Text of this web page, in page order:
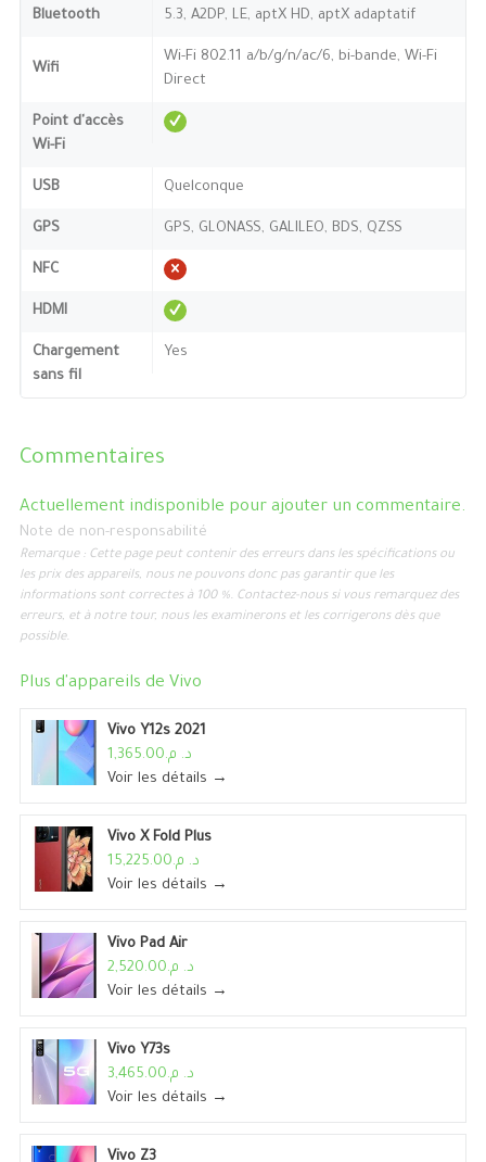
Bluetooth 5.3, A2DP, LE, aptX HD, aptX adaptatif
Wifi
Wi-Fi 802.11 a/b/g/n/ac/6, bi-bande, Wi-Fi
Direct
Point d'accès
Wi-Fi
USB Quelconque
GPS GPS, GLONASS, GALILEO, BDS, QZSS
NFC
HDMI
Chargement
sans fil
Yes
Commentaires
Actuellement indisponible pour ajouter un commentaire.
Note de non-responsabilité
Remarque : Cette page peut contenir des erreurs dans les spécifications ou
les prix des appareils, nous ne pouvons donc pas garantir que les
informations sont correctes à 100 %. Contactez-nous si vous remarquez des
erreurs, et à notre tour, nous les examinerons et les corrigerons dès que
possible.
Plus d'appareils de Vivo
Vivo Y12s 2021
د. م.1,365.00
Voir les détails →
Vivo X Fold Plus
د. م.15,225.00
Voir les détails →
Vivo Pad Air
د. م.2,520.00
Voir les détails →
Vivo Y73s
د. م.3,465.00
Voir les détails →
Vivo Z3